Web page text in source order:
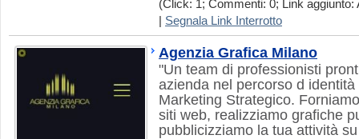
(Click: 1; Commenti: 0; Link aggiunto:
Segnala Link Interrotto
Agenzia Grafica Milano
"Un team di professionisti
azienda nel percorso d
Marketing Strategico.
siti web, realizziamo grafiche
pubblicizziamo la tua attività